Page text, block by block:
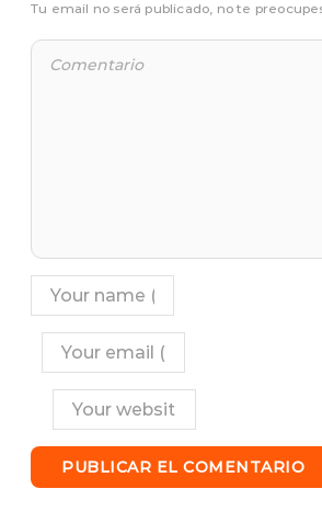
Tu email no será publicado, no te